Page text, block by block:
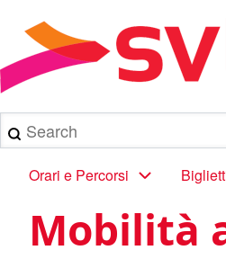
contenuto
principale
Briciole
di
pane
Search
Main
navigation
Orari e Percorsi
Mobilità